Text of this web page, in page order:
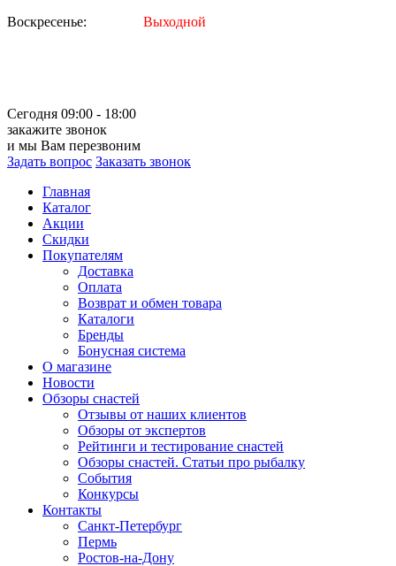
Воскресенье:
Выходной
Сегодня 09:00 - 18:00
закажите звонок
и мы Вам перезвоним
Задать вопрос Заказать звонок
Главная
Каталог
Акции
Скидки
Покупателям
Доставка
Оплата
Возврат и обмен товара
Каталоги
Бренды
Бонусная система
О магазине
Новости
Обзоры снастей
Отзывы от наших клиентов
Обзоры от экспертов
Рейтинги и тестирование снастей
Обзоры снастей. Статьи про рыбалку
События
Конкурсы
Контакты
Санкт-Петербург
Пермь
Ростов-на-Дону